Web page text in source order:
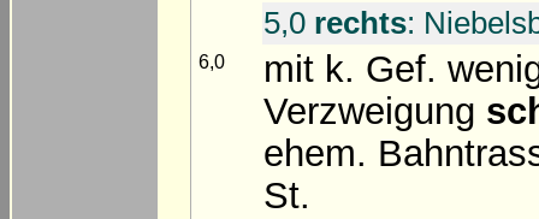
5,0 rechts:
6,0
mit k. Gef.
Verzweigung
ehem.
St.